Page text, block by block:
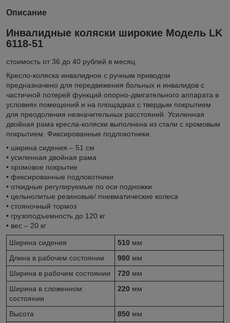
Описание
Инвалидные коляски широкие Модель LK
6118-51
стоимость от 36 до 40 рублей в месяц
Кресло-коляска инвалидное с ручным приводом
предназначено для передвижения больных и инвалидов с
частичной потерей функций опорно-двигательного аппарата в
условиях помещений и на площадках с твердым покрытием
для преодоления незначительных расстояний. Усиленная
двойная рама кресла-коляски выполнена из стали с хромовым
покрытием. Фиксированные подлокотники.
• ширина сидения – 51 см
• усиленная двойная рама
• хромовое покрытие
• фиксированные подлокотники
• откидные регулируемые по оси подножки
• цельнолитые резиновые/ пневматические колеса
• стояночный тормоз
• грузоподъемность до 120 кг
• вес – 20 кг
Ширина сидения 510 мм
Длина в рабочем состоянии
980 мм
Ширина в рабочем состоянии
720 мм
Ширина в сложенном
состоянии
220 мм
Высота 850 мм